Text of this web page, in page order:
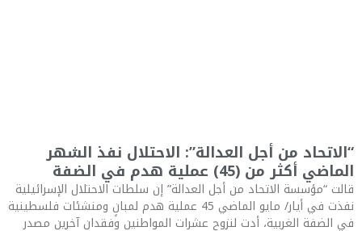
“الاتحاد من أجل العدالة”: الاحتلال نفذ الشهر
الماضي أكثر من (45) عملية هدم في الضفة
قالت “مؤسسة الاتحاد من أجل العدالة” إن سلطات الاحتلال الإسرائيلية
نفذت في أيار/ مايو الماضي 45 عملية هدم لمبانٍ ومنشئات فلسطينية
في الضفة الغربية، أدت لنزوح عشرات المواطنين وفقدان آخرين مصدر